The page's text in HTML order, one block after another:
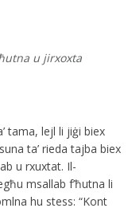
u jirxoxta
tama, lejl li jiġi biex
ta’ rieda tajba biex
u rxuxtat. Il-
msallab f’ħutna li
hu stess: “Kont